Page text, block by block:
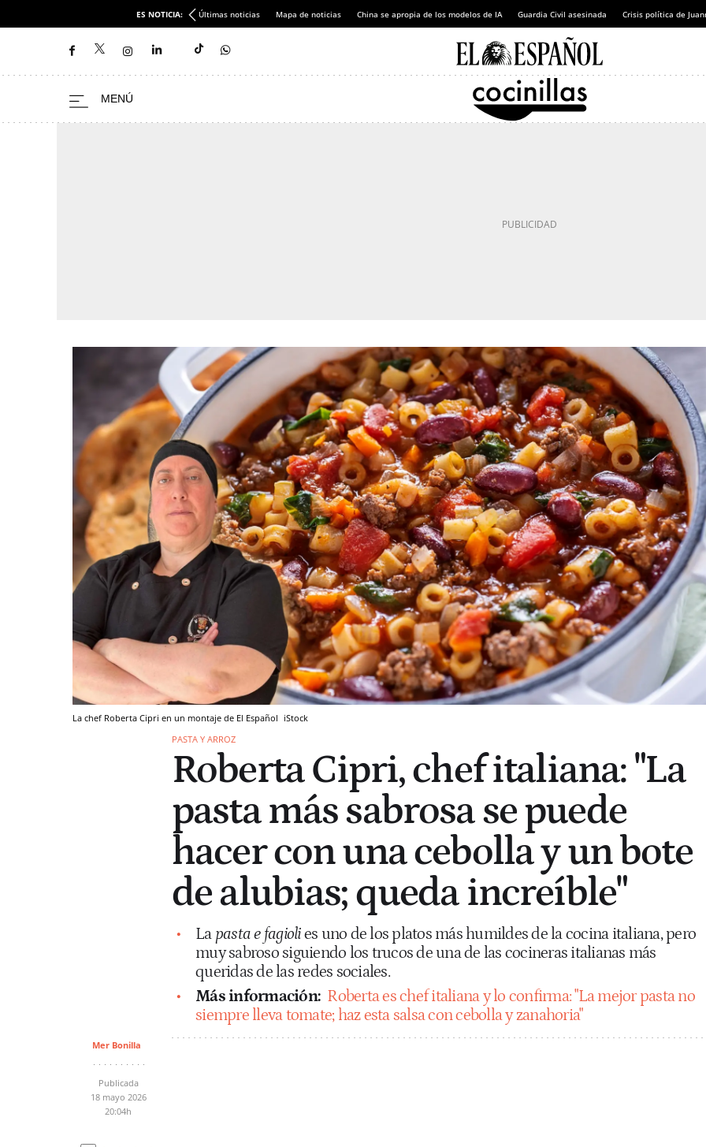
ES NOTICIA: Últimas noticias Mapa de noticias China se apropia de los modelos de IA Guardia Civil asesinada Crisis política de
La chef Roberta Cipri en un montaje de El Español iStock
PASTA Y ARROZ
Roberta Cipri, chef italiana: "La
pasta más sabrosa se puede
hacer con una cebolla y un bote
de alubias; queda increíble"
La pasta e fagiolies uno de los platos más humildes de la cocina italiana, pero
muy sabroso siguiendo los trucos de una de las cocineras italianas más
queridas de las redes sociales.
Más información: Roberta es chef italiana y lo confirma: "La mejor pasta no
siempre lleva tomate; haz esta salsa con cebolla y zanahoria"
Mer Bonilla
Publicada
18 mayo 2026
20:04h